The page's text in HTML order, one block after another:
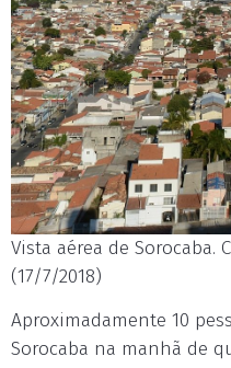
Vista aérea de
(17/7/2018)
Aproximadamente 10
Sorocaba na manhã de